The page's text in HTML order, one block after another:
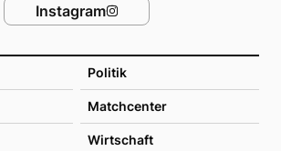
Politik
Matchcenter
Wirtschaft
Instagram